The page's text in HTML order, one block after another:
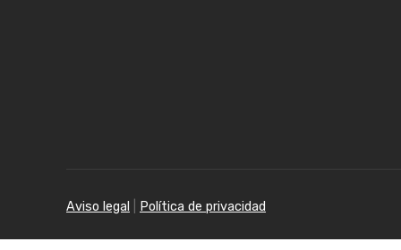
Aviso legal Política de privacidad